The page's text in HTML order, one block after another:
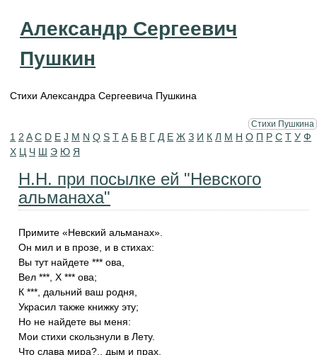
Александр Сергеевич
Пушкин
Стихи Александра Сергеевича Пушкина
Стихи Пушкина
1 2 A C D E J M N Q S T А Б В Г Д Е Ж З И К Л М Н О П Р С Т У Ф
Х Ц Ч Ш Э Ю Я
Н.Н. при посылке ей "Невского
альманаха"
Примите «Невский альманах».
Он мил и в прозе, и в стихах:
Вы тут найдете *** ова,
Вел ***, X *** ова;
К ***, дальний ваш родня,
Украсил также книжку эту;
Но не найдете вы меня:
Мои стихи скользнули в Лету.
Что слава мира?.. дым и прах.